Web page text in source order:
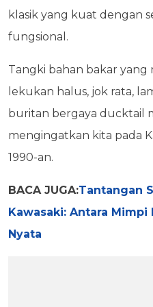
klasik yang kuat dengan
fungsional.
Tangki bahan bakar
lekukan halus, jok rata,
buritan bergaya ducktail
mengingatkan kita pada
1990-an.
BACA JUGA:Tantangan
Kawasaki: Antara Mimpi
Nyata